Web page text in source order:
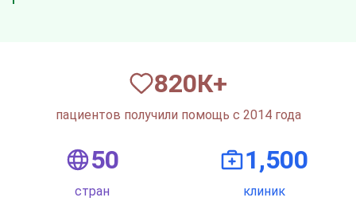
820К+
пациентов получили помощь с 2014 года
50
стран
1,500
клиник